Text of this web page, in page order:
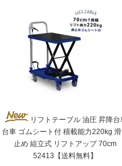
リフトテーブル 油圧 昇降台
台車 ゴムシート付 積載能力220kg 滑
止め 組立式 リフトアップ 70cm
52413【送料無料】